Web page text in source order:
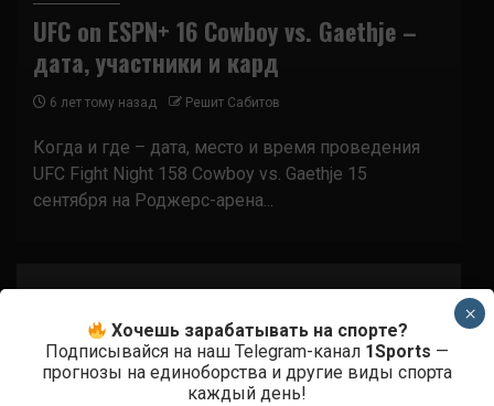
UFC on ESPN+ 16 Cowboy vs. Gaethje –
дата, участники и кард
6 лет тому назад Решит Сабитов
Когда и где – дата, место и время проведения
UFC Fight Night 158 Cowboy vs. Gaethje 15
сентября на Роджерс-арена...
Хочешь зарабатывать на спорте?
Подписывайся на наш Telegram-канал 1Sports —
прогнозы на единоборства и другие виды спорта
каждый день!
×